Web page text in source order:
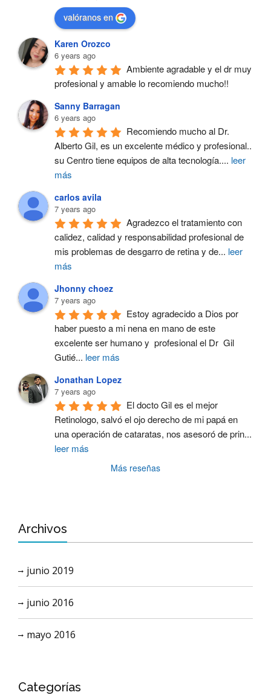
valóranos en
Karen Orozco
6 years ago
Ambiente agradable y el dr muy
profesional y amable lo recomiendo mucho!!
Sanny Barragan
6 years ago
Recomiendo mucho al Dr.
Alberto Gil, es un excelente médico y profesional..
su Centro tiene equipos de alta tecnología.... leer
más
carlos avila
7 years ago
Agradezco el tratamiento con
calidez, calidad y responsabilidad profesional de
mis problemas de desgarro de retina y de... leer
más
Jhonny choez
7 years ago
Estoy agradecido a Dios por
haber puesto a mi nena en mano de este
excelente ser humano y  profesional el Dr  Gil
Gutié... leer más
Jonathan Lopez
7 years ago
El docto Gil es el mejor
Retinologo, salvó el ojo derecho de mi papá en
una operación de cataratas, nos asesoró de prin...
leer más
Más reseñas
Archivos
junio 2019
junio 2016
mayo 2016
Categorías